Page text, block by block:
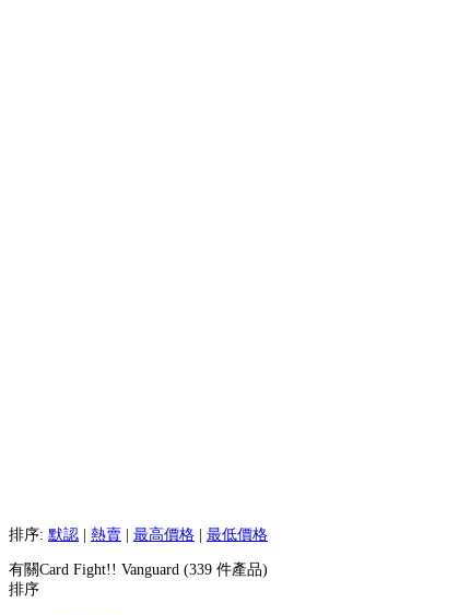
排序: 默認 熱賣 最高價格 最低價格
有關Card Fight!! Vanguard (339 件產品)
排序